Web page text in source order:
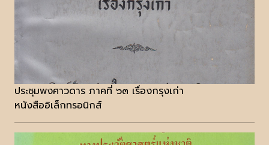
ประชุมพงศาวดาร ภาคที่ ๖๓ เรื่องกรุงเก่า
หนังสืออิเล็กทรอนิกส์